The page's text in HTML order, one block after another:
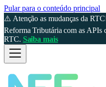
Pular para o conteúdo principal
⚠️ Atenção as mudanças da
Reforma Tributária com as APIs
RTC. Saiba mais